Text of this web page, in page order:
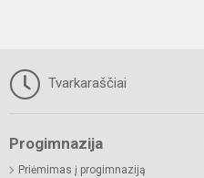
Tvarkaraščiai
Progimnazija
Priėmimas į progimnaziją